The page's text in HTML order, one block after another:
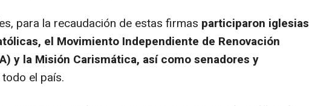
para la recaudación de estas firmas participaron iglesias
el Movimiento Independiente de Renovación
y la Misión Carismática, así como senadores y
el país.